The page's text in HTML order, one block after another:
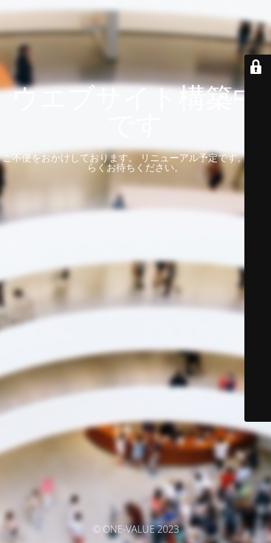
ウエブサイト構築中
ご不便をおかけしております。 リニューアル予定です。 しば
らくお待ちください。
© ONE-VALUE 2023